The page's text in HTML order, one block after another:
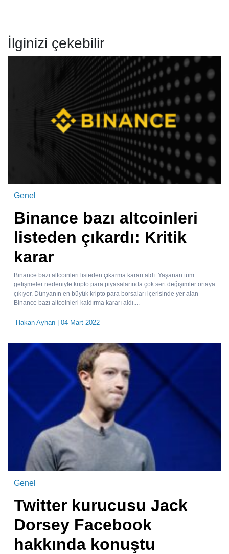
İlginizi çekebilir
Genel
Binance bazı altcoinleri
listeden çıkardı: Kritik
karar
Binance bazı altcoinleri listeden çıkarma kararı aldı. Yaşanan tüm
gelişmeler nedeniyle kripto para piyasalarında çok sert değişimler ortaya
çıkıyor. Dünyanın en büyük kripto para borsaları içerisinde yer alan
Binance bazı altcoinleri kaldırma kararı aldı....
Hakan Ayhan | 04 Mart 2022
Genel
Twitter kurucusu Jack
Dorsey Facebook
hakkında konuştu